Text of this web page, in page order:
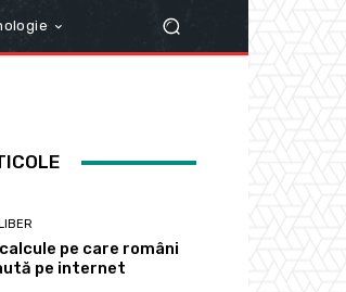
pe care români
pe internet